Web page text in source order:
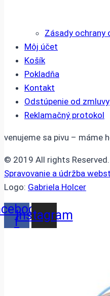
Zásady ochrany
Môj účet
Košík
Pokladňa
Kontakt
Odstúpenie od zmluvy
Reklamačný protokol
venujeme sa pivu – máme
© 2019 All rights
Spravovanie a údržba
Logo: Gabriela Holcer
f
Instagram